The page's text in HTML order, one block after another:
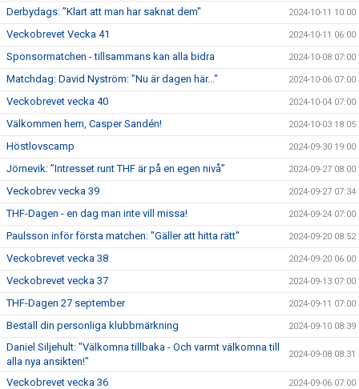
Derbydags: ”Klart att man har saknat dem" 2024-10-11 10:00
Veckobrevet Vecka 41 2024-10-11 06:00
Sponsormatchen - tillsammans kan alla bidra 2024-10-08 07:00
Matchdag: David Nyström: ”Nu är dagen här..." 2024-10-06 07:00
Veckobrevet vecka 40 2024-10-04 07:00
Välkommen hem, Casper Sandén! 2024-10-03 18:05
Höstlovscamp 2024-09-30 19:00
Jörnevik: ”Intresset runt THF är på en egen nivå” 2024-09-27 08:00
Veckobrev vecka 39 2024-09-27 07:34
THF-Dagen - en dag man inte vill missa! 2024-09-24 07:00
Paulsson inför första matchen: "Gäller att hitta rätt" 2024-09-20 08:52
Veckobrevet vecka 38 2024-09-20 06:00
Veckobrevet vecka 37 2024-09-13 07:00
THF-Dagen 27 september 2024-09-11 07:00
Beställ din personliga klubbmärkning 2024-09-10 08:39
Daniel Siljehult: "Välkomna tillbaka - Och varmt välkomna till
alla nya ansikten!"
2024-09-08 08:31
Veckobrevet vecka 36 2024-09-06 07:00